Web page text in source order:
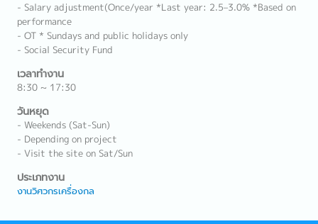
- Salary adjustment(Once/year *Last year: 2.5–3.0% *Based on
performance
- OT * Sundays and public holidays only
- Social Security Fund
เวลาทำงาน
8:30 ~ 17:30
วันหยุด
- Weekends (Sat-Sun)
- Depending on project
- Visit the site on Sat/Sun
ประเภทงาน
งานวิศวกรเครื่องกล